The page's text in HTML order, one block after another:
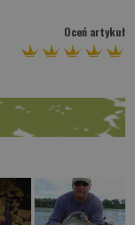
Oceń artykuł